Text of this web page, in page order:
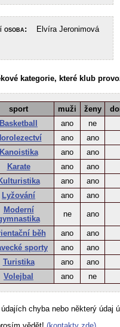
osoba: Elvíra Jeronimová
kategorie, které klub
sport muži ženy
Basketball
ano ne
ano ano
Kanoistika
ano ano
Karate
ano ano
ano ano
Lyžování
ano ano
Moderní
ne ano
běh ano ano
sporty
ano ano
Turistika
ano ano
Volejbal
ano ne
chyba nebo některý údaj